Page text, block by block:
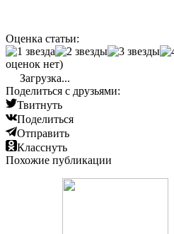
Оценка статьи:
оценок нет)
Загрузка...
Поделиться с друзьями:
Твитнуть
Поделиться
Отправить
Класснуть
Похожие публикации